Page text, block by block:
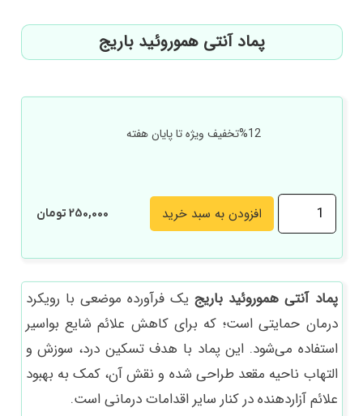
پماد آنتی هموروئید باریج
%12تخفیف ویژه تا پایان هفته
پماد
آنتی
هموروئید
باریج
عدد
افزودن به سبد خرید 250,000 تومان
پماد آنتی هموروئید باریجیک فرآورده موضعی با رویکرد
درمان حمایتی است؛ که برای کاهش علائم شایع بواسیر
استفاده می‌شود. این پماد با هدف تسکین درد، سوزش و
التهاب ناحیه مقعد طراحی شده و نقش آن، کمک به بهبود
علائم آزاردهنده در کنار سایر اقدامات درمانی است.